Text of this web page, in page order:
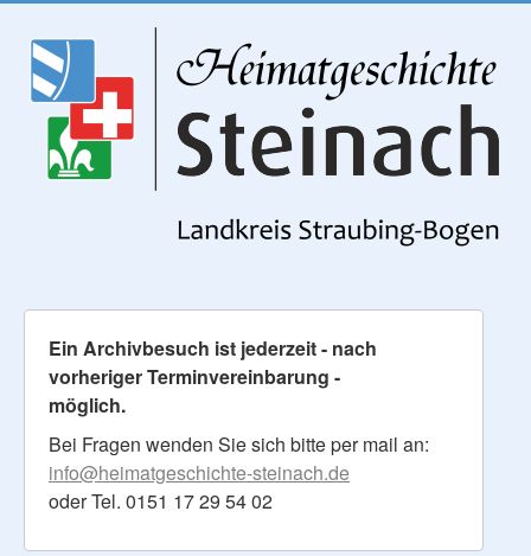
Ein Archivbesuch ist jederzeit - nach
vorheriger Terminvereinbarung -
möglich.
Bei Fragen wenden Sie sich bitte per mail an:
info@heimatgeschichte-steinach.de
oder Tel. 0151 17 29 54 02